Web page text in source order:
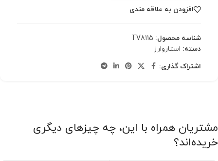
افزودن به علاقه مندی
شناسه محصول: TV8115
دسته: استاروارز
اشتراک گذاری:
مشتریان همراه با این، چه چیزهای دیگری
خریده‌اند؟